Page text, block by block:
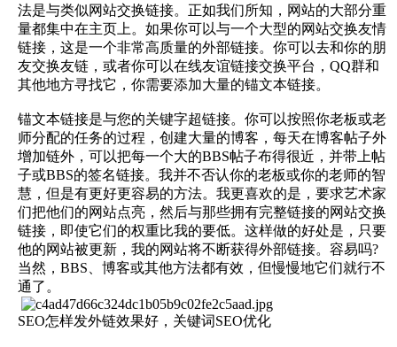
法是与类似网站交换链接。正如我们所知，网站的大部分重
量都集中在主页上。如果你可以与一个大型的网站交换友情
链接，这是一个非常高质量的外部链接。你可以去和你的朋
友交换友链，或者你可以在线友谊链接交换平台，QQ群和
其他地方寻找它，你需要添加大量的锚文本链接。
锚文本链接是与您的关键字超链接。你可以按照你老板或老
师分配的任务的过程，创建大量的博客，每天在博客帖子外
增加链外，可以把每一个大的BBS帖子布得很近，并带上帖
子或BBS的签名链接。我并不否认你的老板或你的老师的智
慧，但是有更好更容易的方法。我更喜欢的是，要求艺术家
们把他们的网站点亮，然后与那些拥有完整链接的网站交换
链接，即使它们的权重比我的要低。这样做的好处是，只要
他的网站被更新，我的网站将不断获得外部链接。容易吗?
当然，BBS、博客或其他方法都有效，但慢慢地它们就行不
通了。
SEO怎样发外链效果好，关键词SEO优化